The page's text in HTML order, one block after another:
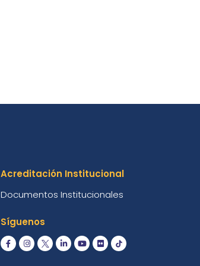
Acreditación Institucional
Documentos Institucionales
Síguenos